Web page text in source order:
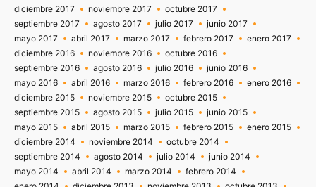
diciembre 2017
noviembre 2017
octubre 2017
septiembre 2017
agosto 2017 julio 2017
junio 2017
mayo 2017
abril 2017 marzo 2017 febrero 2017
enero 2017
diciembre 2016
noviembre 2016
octubre 2016
septiembre 2016
agosto 2016 julio 2016
junio 2016
mayo 2016
abril 2016 marzo 2016 febrero 2016
enero 2016
diciembre 2015
noviembre 2015
octubre 2015
septiembre 2015
agosto 2015 julio 2015
junio 2015
mayo 2015
abril 2015 marzo 2015 febrero 2015
enero 2015
diciembre 2014
noviembre 2014
octubre 2014
septiembre 2014
agosto 2014 julio 2014
junio 2014
mayo 2014
abril 2014 marzo 2014
febrero 2014